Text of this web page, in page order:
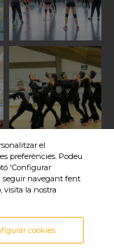
el
preferències. Podeu
'Configurar
seguir navegant fent
visita la nostra
cookies